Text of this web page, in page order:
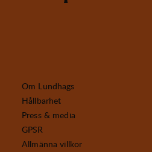
Om Lundhags
Hållbarhet
Press & media
GPSR
Allmänna villkor